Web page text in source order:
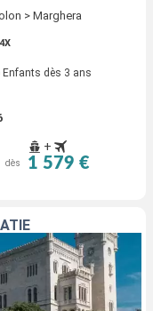
> Marghera
Enfants dès 3 ans
+
dès 1 579 €